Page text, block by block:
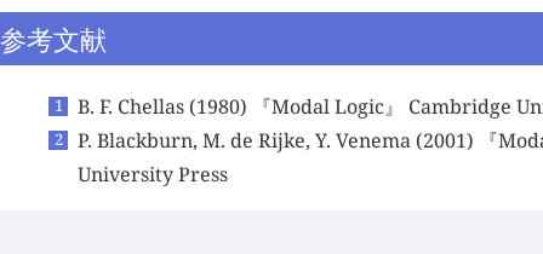
参考文献
B. F. Chellas (1980) 『Modal Logic』 Cambridge
P. Blackburn, M. de Rijke, Y. Venema (2001) 『
University Press